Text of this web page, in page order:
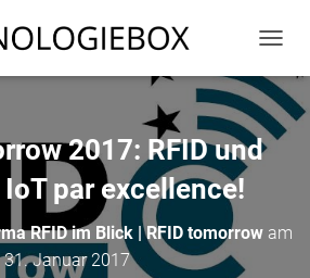
A
V
I
G
N
2017: RFID und
par excellence!
RFID im Blick | RFID tomorrow am
31. Januar 2017